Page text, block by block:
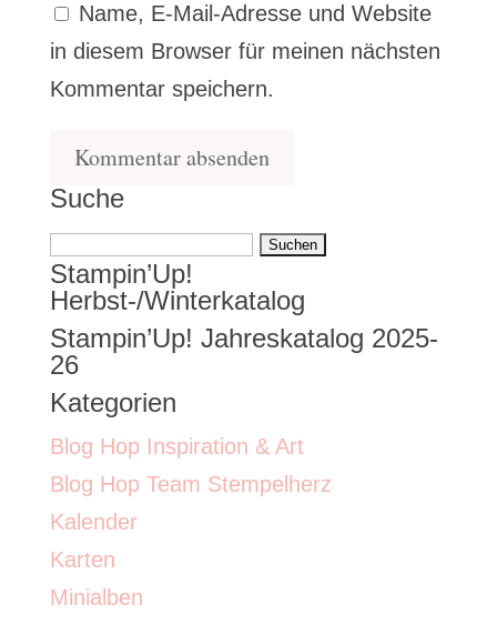
Name, E-Mail-Adresse und Website
in diesem Browser für meinen nächsten
Kommentar speichern.
Suche
Suchen
nach:
Stampin’Up!
Herbst-/Winterkatalog
Stampin’Up! Jahreskatalog 2025-
26
Kategorien
Blog Hop Inspiration & Art
Blog Hop Team Stempelherz
Kalender
Karten
Minialben